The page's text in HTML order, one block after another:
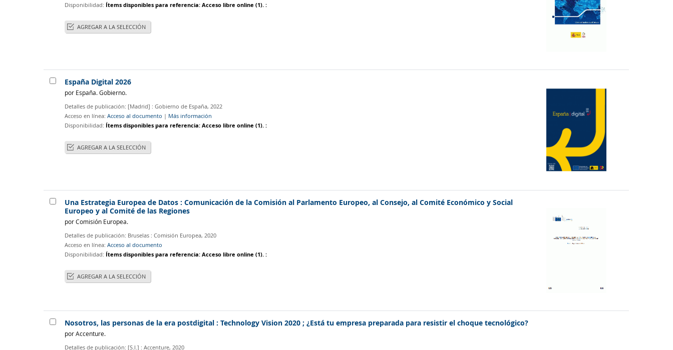
Disponibilidad: Ítems disponibles para referencia:Acceso libre online (1).:
AGREGAR A LA SELECCIÓN
España Digital 2026
por España. Gobierno.
Detalles de publicación: [Madrid] : Gobierno de España, 2022
Acceso en línea:Acceso al documento | Más información
Disponibilidad: Ítems disponibles para referencia:Acceso libre online (1).:
AGREGAR A LA SELECCIÓN
Una Estrategia Europea de Datos : Comunicación de la Comisión al Parlamento Europeo, al Consejo, al Comité Económico y Social
Europeo y al Comité de las Regiones
porComisión Europea.
Detalles de publicación: Bruselas :Comisión Europea, 2020
Acceso en línea:Acceso al documento
Disponibilidad: Ítems disponibles para referencia:Acceso libre online (1).:
AGREGAR A LA SELECCIÓN
Nosotros, las personas de la era postdigital : Technology Vision 2020 ; ¿Está tu empresa preparada para resistir el choque tecnológico?
porAccenture.
Detalles de publicación: [S.l.] : Accenture, 2020